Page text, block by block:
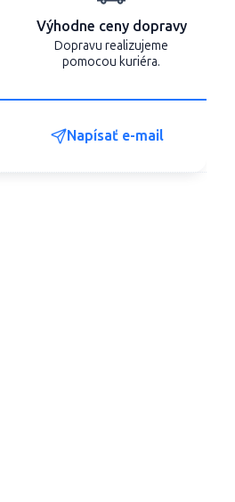
Výhodne ceny dopravy
Dopravu realizujeme
pomocou kuriéra.
Napísať e-mail